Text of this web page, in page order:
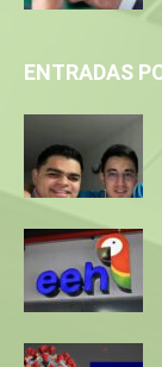
ENTRADAS